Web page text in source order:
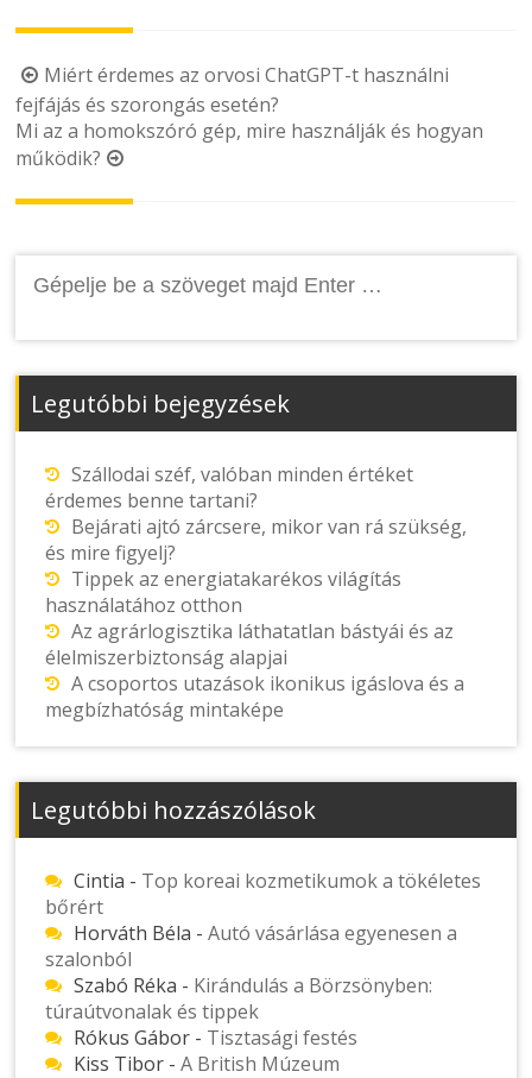
Post
navigation
Miért érdemes az orvosi ChatGPT-t használni
fejfájás és szorongás esetén?
Mi az a homokszóró gép, mire használják és hogyan
működik?
Legutóbbi bejegyzések
Szállodai széf, valóban minden értéket
érdemes benne tartani?
Bejárati ajtó zárcsere, mikor van rá szükség,
és mire figyelj?
Tippek az energiatakarékos világítás
használatához otthon
Az agrárlogisztika láthatatlan bástyái és az
élelmiszerbiztonság alapjai
A csoportos utazások ikonikus igáslova és a
megbízhatóság mintaképe
Legutóbbi hozzászólások
Cintia - Top koreai kozmetikumok a tökéletes
bőrért
Horváth Béla -Autó vásárlása egyenesen a
szalonból
Szabó Réka - Kirándulás a Börzsönyben:
túraútvonalak és tippek
Rókus Gábor - Tisztasági festés
Kiss Tibor -A British Múzeum